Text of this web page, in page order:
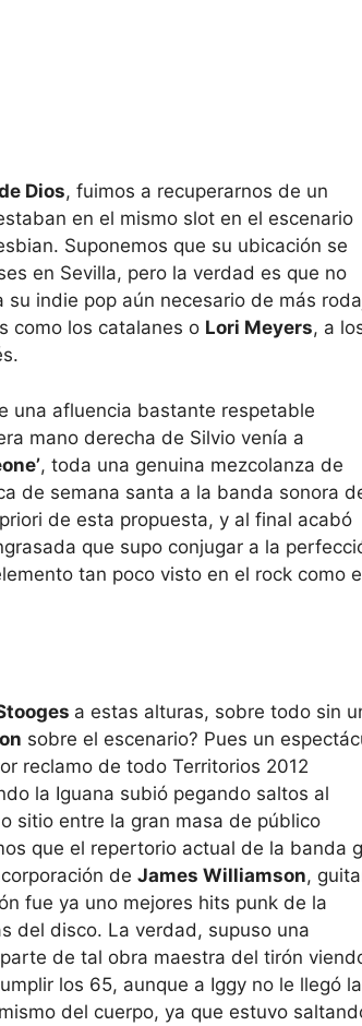
Dios, fuimos a recuperarnos de un
en el mismo slot en el escenario
Suponemos que su ubicación se
en Sevilla, pero la verdad es que no
indie pop aún necesario de más
como los catalanes o Lori Meyers, a
una afluencia bastante respetable
mano derecha de Silvio venía a
, toda una genuina mezcolanza de
de semana santa a la banda sonora
de esta propuesta, y al final acabó
que supo conjugar a la
tan poco visto en el rock como
a estas alturas, sobre todo sin
sobre el escenario? Pues un
reclamo de todo Territorios 2012
la Iguana subió pegando saltos al
sitio entre la gran masa de público
que el repertorio actual de la banda
de James Williamson,
fue ya uno mejores hits punk de la
del disco. La verdad, supuso una
de tal obra maestra del tirón
los 65, aunque a Iggy no le llegó la
del cuerpo, ya que estuvo